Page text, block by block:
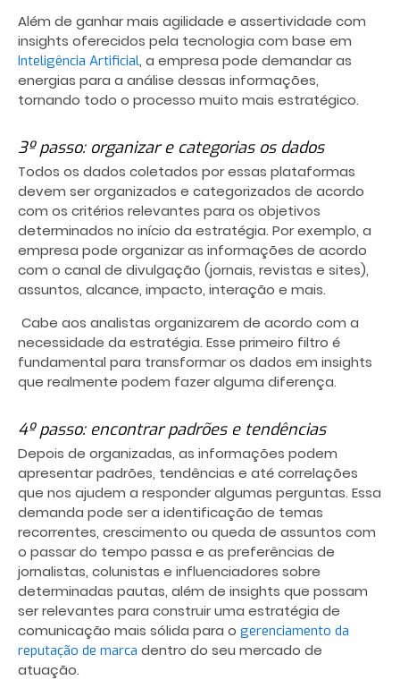
Além de ganhar mais agilidade e assertividade com
insights oferecidos pela tecnologia com base em
Inteligência Artificial, a empresa pode demandar as
energias para a análise dessas informações,
tornando todo o processo muito mais estratégico.
3º passo: organizar e categorias os dados
Todos os dados coletados por essas plataformas
devem ser organizados e categorizados de acordo
com os critérios relevantes para os objetivos
determinados no início da estratégia. Por exemplo, a
empresa pode organizar as informações de acordo
com o canal de divulgação (jornais, revistas e sites),
assuntos, alcance, impacto, interação e mais.
Cabe aos analistas organizarem de acordo com a
necessidade da estratégia. Esse primeiro filtro é
fundamental para transformar os dados em insights
que realmente podem fazer alguma diferença.
4º passo: encontrar padrões e tendências
Depois de organizadas, as informações podem
apresentar padrões, tendências e até correlações
que nos ajudem a responder algumas perguntas. Essa
demanda pode ser a identificação de temas
recorrentes, crescimento ou queda de assuntos com
o passar do tempo passa e as preferências de
jornalistas, colunistas e influenciadores sobre
determinadas pautas, além de insights que possam
ser relevantes para construir uma estratégia de
comunicação mais sólida para o gerenciamento da
reputação de marca dentro do seu mercado de
atuação.